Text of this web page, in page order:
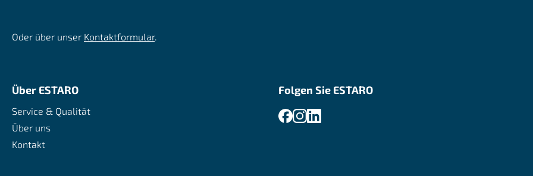
Oder über unser Kontaktformular.
Über ESTARO
Service & Qualität
Über uns
Kontakt
Folgen Sie ESTARO